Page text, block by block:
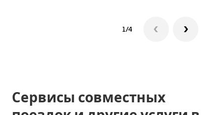
1/4
Сервисы совместных